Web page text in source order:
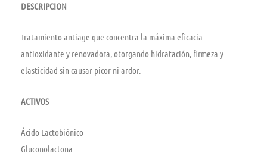
DESCRIPCION
Tratamiento antiage que concentra la máxima eficacia
antioxidante y renovadora, otorgando hidratación, firmeza y
elasticidad sin causar picor ni ardor.
ACTIVOS
Ácido Lactobiónico
Gluconolactona